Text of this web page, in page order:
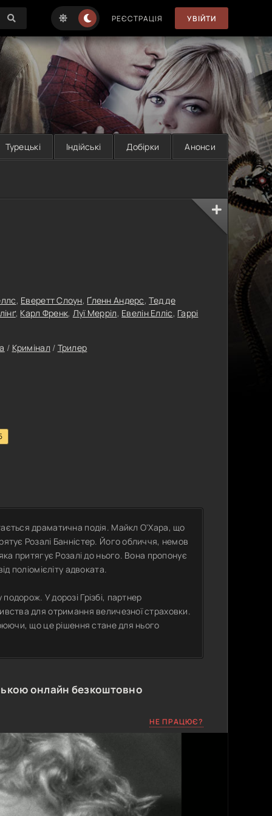
РЕЄСТРАЦІЯ УВІЙТИ
Турецькі Індійські Добірки Анонси
, Еверетт Слоун, Ґленн Андерс,Тед де
, Карл Френк, Луї Мерріл, Евелін Елліс, Гаррі
/ Кримінал / Трилер
драматична подія. Майкл О'Хара, що
Розалі Банністер. Його обличчя, немов
притягує Розалі до нього. Вона пропонує
поліомієліту адвоката.
У дорозі Грізбі, партнер
для отримання величезної страховки.
що це рішення стане для нього
онлайн безкоштовно
НЕ ПРАЦЮЄ?